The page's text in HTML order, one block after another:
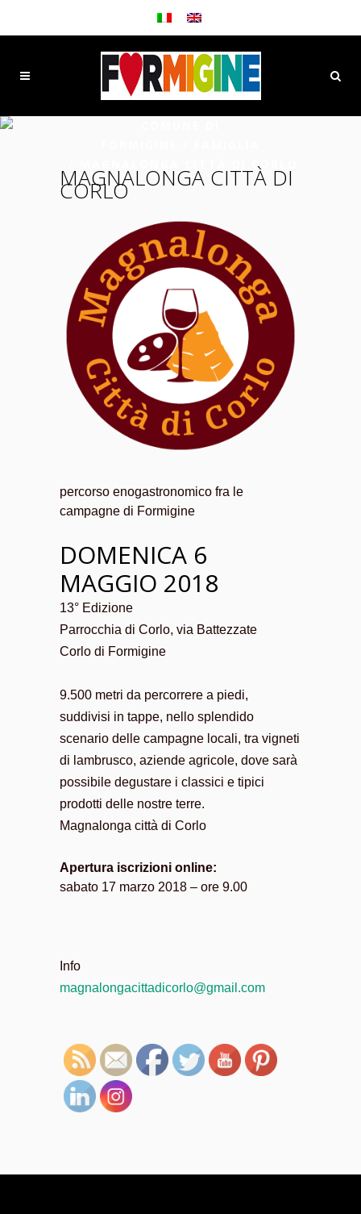
MAGNALONGA CITTÀ DI CORLO
MAGNALONGA CITTÀ DI
CORLO
percorso enogastronomico fra le
campagne di Formigine
DOMENICA 6
MAGGIO 2018
13° Edizione
Parrocchia di Corlo, via Battezzate
Corlo di Formigine
9.500 metri da percorrere a piedi,
suddivisi in tappe, nello splendido
scenario delle campagne locali, tra vigneti
di lambrusco, aziende agricole, dove sarà
possibile degustare i classici e tipici
prodotti delle nostre terre.
Magnalonga città di Corlo
Apertura iscrizioni online:
sabato 17 marzo 2018 – ore 9.00
Info
magnalongacittadicorlo@gmail.com